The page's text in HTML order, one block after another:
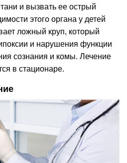
и вызвать ее острый
этого органа у детей
ложный круп, который
и нарушения функции
сознания и комы. Лечение
в стационаре.